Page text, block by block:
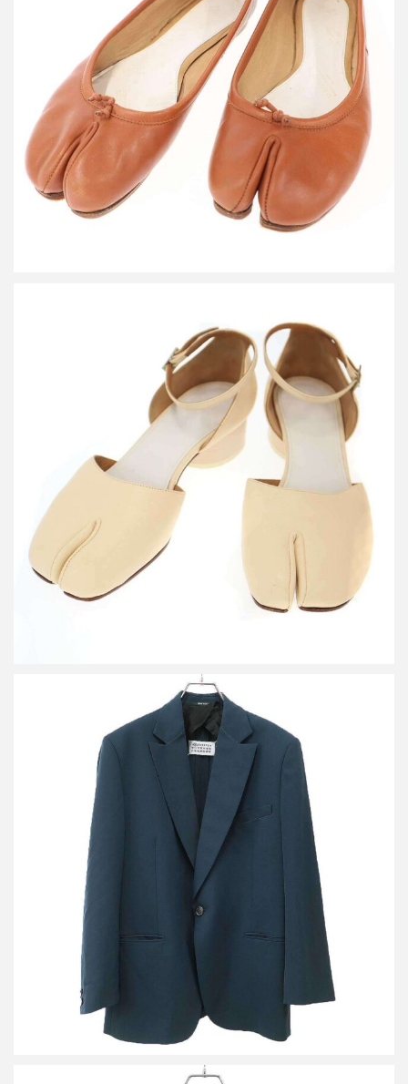
メゾン マルタン マルジェラ 22 Tabi ballet タビ フラット バレエ
パンプス
買取金額24,000円
詳しく見る
メゾン マルジェラ TABI 足袋アンクルストラップバレリーナパン
プス
買取金額16,800円
詳しく見る
メゾン マルジェラ 19SS 1Bテーラードジャケット S51BN0333
S49189
買取金額25,000円
詳しく見る